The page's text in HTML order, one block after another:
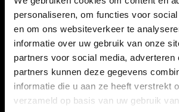
personaliseren, om functies voor
en om ons websiteverkeer te
informatie over uw gebruik van onze
partners voor social media, adverteren
partners kunnen deze gegevens
informatie die u aan ze heeft verstrekt
verzameld op basis van uw gebruik
een woonketting of met masking tape.
Het formaat van de kaart is 105x148mm
papier.
Artikelnummer: Kaart "You are
Categorieën:
Valentijnsdag,Wenskaarten ,
5%
Ja, graag!